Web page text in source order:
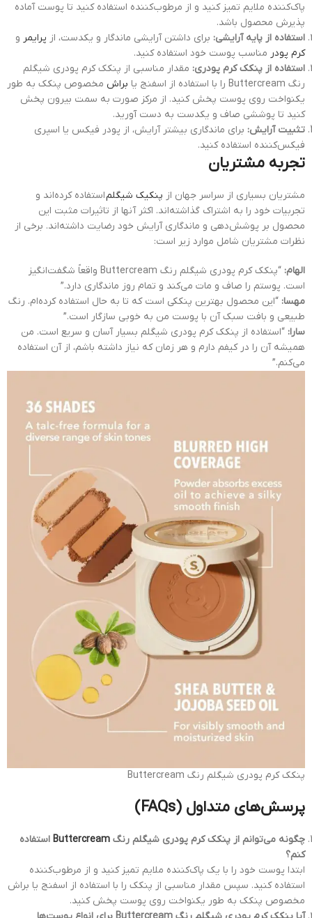
پاک‌کننده ملایم تمیز کنید و از مرطوب‌کننده استفاده کنید تا پوست آماده
پذیرش محصول باشد.
استفاده از پایه آرایشی: برای داشتن آرایشی ماندگار و یکدست، از پرایمر و
کرم پودر مناسب پوست خود استفاده کنید.
استفاده از پنکک کرم پودری: مقدار مناسبی از پنکک کرم پودری شیگلم
رنگ Buttercream را با استفاده از اسفنج یا
براش مخصوص پنکک به طور
یکنواخت روی پوست پخش کنید. از مرکز صورت به سمت بیرون پخش
کنید تا پوششی صاف و یکدست به دست آورید.
تثبیت آرایش: برای ماندگاری بیشتر آرایش، از پودر فیکس یا اسپری
فیکس‌کننده استفاده کنید.
تجربه مشتریان
مشتریان بسیاری از سراسر جهان از پنکیک شیگلماستفاده کرده‌اند و
تجربیات خود را به اشتراک گذاشته‌اند. اکثر آنها از تاثیرات مثبت این
محصول بر پوشش‌دهی و ماندگاری آرایش خود رضایت داشته‌اند. برخی از
نظرات مشتریان شامل موارد زیر است:
الهام:
“پنکک کرم پودری شیگلم رنگ Buttercream واقعاً شگفت‌انگیز
است. پوستم را صاف و مات می‌کند و تمام روز ماندگاری دارد.”
مهسا: “این محصول بهترین پنککی است که تا به حال استفاده کرده‌ام. رنگ
طبیعی و بافت سبک آن با پوست من به خوبی سازگار است.”
سارا: “استفاده از پنکک کرم پودری شیگلم بسیار آسان و سریع است. من
همیشه آن را در کیفم دارم و هر زمان که نیاز داشته باشم، از آن استفاده
می‌کنم.”
پنکک کرم پودری شیگلم رنگ Buttercream
پرسش‌های متداول (FAQs)
چگونه می‌توانم از پنکک کرم پودری شیگلم رنگ Buttercream استفاده
کنم؟
ابتدا پوست خود را با یک پاک‌کننده ملایم تمیز کنید و از مرطوب‌کننده
استفاده کنید. سپس مقدار مناسبی از پنکک را با استفاده از اسفنج یا براش
مخصوص پنکک به طور یکنواخت روی پوست پخش کنید.